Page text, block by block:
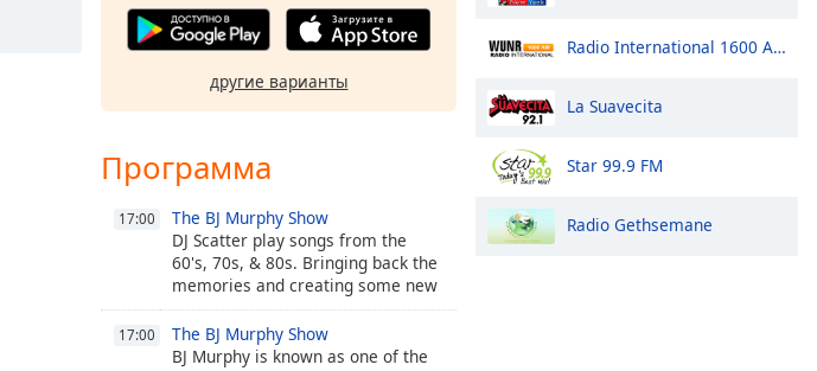
другие варианты
Программа
17:00
The BJ Murphy Show
DJ Scatter play songs from the
60's, 70s, & 80s. Bringing back the
memories and creating some new
ones.
17:00
The BJ Murphy Show
BJ Murphy is known as one of the
Radio International 1600 AM
La Suavecita
Star 99.9 FM
Radio Gethsemane